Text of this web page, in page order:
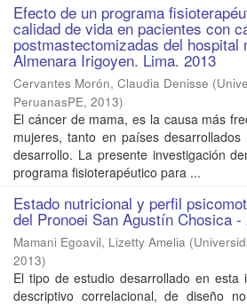
Efecto de un programa
calidad de vida en pacientes con
postmastectomizadas del hospital
Almenara Irigoyen. Lima. 2013
Cervantes Morón, Claudia Denisse (
PeruanasPE, 2013)
El cáncer de mama, es la causa más
mujeres, tanto en países
desarrollo. La presente investigación
programa fisioterapéutico para ...
Estado nutricional y perfil
del Pronoei San Agustín Chosica -
Mamani Egoavil, Lizetty Amelia (
2013)
El tipo de estudio desarrollado en esta
descriptivo correlacional, de diseño